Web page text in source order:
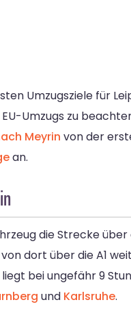
Umzugsziele für
Umzugs zu
Meyrin von der
an.
die Strecke
dort über die A1
bei ungefähr 9
und Karlsruhe.